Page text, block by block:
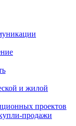
и жилой
проектов
продажи